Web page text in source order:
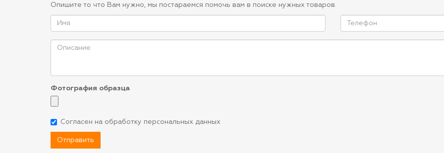
Опишите то что Вам нужно, мы постараемся помочь вам в поиске нужных товаров.
Фотография образца
Согласен на обработку персональных данных
Отправить